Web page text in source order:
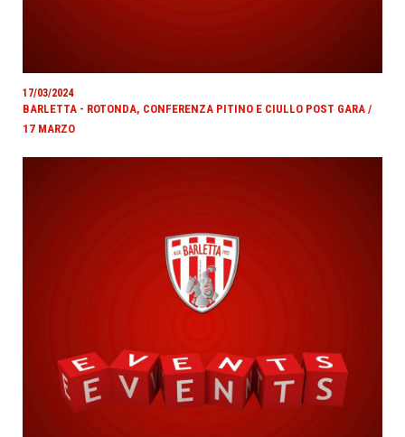
17/03/2024
BARLETTA - ROTONDA, CONFERENZA PITINO E CIULLO POST GARA /
17 MARZO